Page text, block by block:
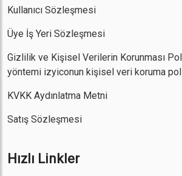
Kullanıcı Sözleşmesi
Üye İş Yeri Sözleşmesi
Gizlilik ve Kişisel Verilerin Korunması
yöntemi izyiconun kişisel veri koruma
KVKK Aydınlatma Metni
Satış Sözleşmesi
Hızlı Linkler